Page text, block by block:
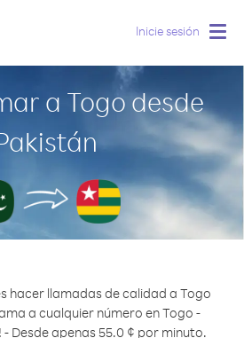
Inicie sesión
a Togo desde
hacer llamadas de calidad a Togo
a cualquier número en Togo -
Desde apenas 55.0 ¢ por minuto.